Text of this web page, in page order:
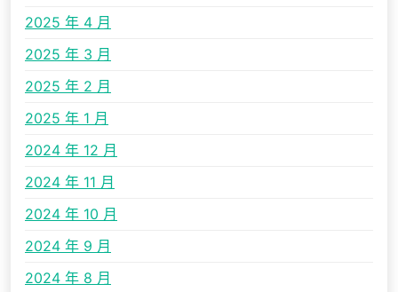
2025 年 4 月
2025 年 3 月
2025 年 2 月
2025 年 1 月
2024 年 12 月
2024 年 11 月
2024 年 10 月
2024 年 9 月
2024 年 8 月